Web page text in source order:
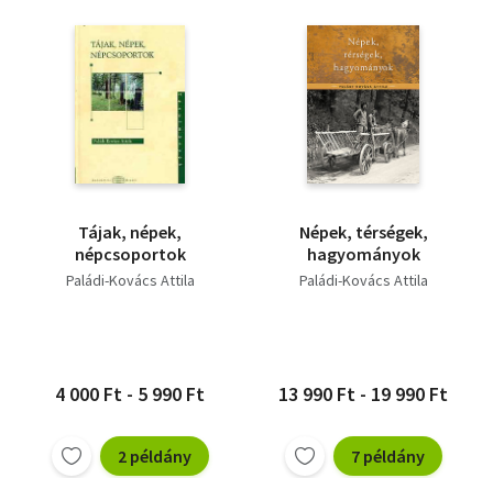
Tájak, népek,
népcsoportok
Paládi-Kovács Attila
4 000 Ft - 5 990 Ft
2 példány
Népek, térségek,
hagyományok
Paládi-Kovács Attila
13 990 Ft - 19 990 Ft
7 példány